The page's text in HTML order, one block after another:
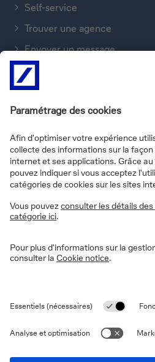
Self-service
Trouver une agence
Envoyer un message
Nous téléphoner
FAQs
Informations sur le site
Vie privée
Disclaimer
Informations légales
Déclaration d'accessibilité